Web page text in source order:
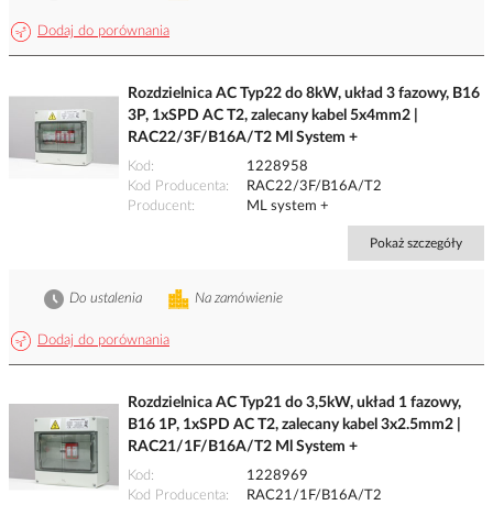
Dodaj do porównania
Rozdzielnica AC Typ22 do 8kW, układ 3 fazowy, B16
3P, 1xSPD AC T2, zalecany kabel 5x4mm2 |
RAC22/3F/B16A/T2 Ml System +
Kod
1228958
Kod Producenta
RAC22/3F/B16A/T2
Producent
ML system +
Pokaż szczegóły
Dodaj do porównania
Na zamówienie
Do ustalenia
Rozdzielnica AC Typ21 do 3,5kW, układ 1 fazowy,
B16 1P, 1xSPD AC T2, zalecany kabel 3x2.5mm2 |
RAC21/1F/B16A/T2 Ml System +
Kod
1228969
Kod Producenta
RAC21/1F/B16A/T2